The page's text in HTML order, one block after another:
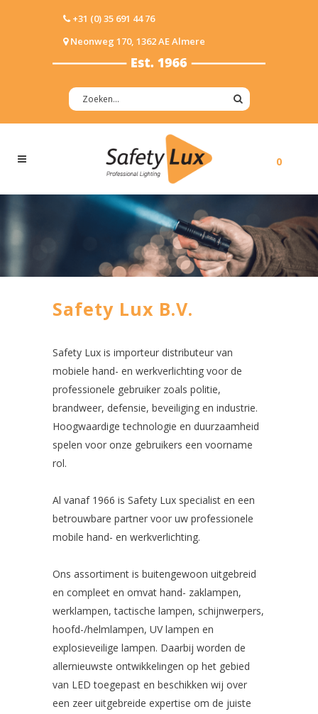
+31 (0) 35 691 44 76
Neonweg 170, 1362 AE Almere
0
Safety Lux B.V.
Safety Lux is importeur distributeur van
mobiele hand- en werkverlichting voor de
professionele gebruiker zoals politie,
brandweer, defensie, beveiliging en industrie.
Hoogwaardige technologie en duurzaamheid
spelen voor onze gebruikers een voorname
rol.
Al vanaf 1966 is Safety Lux specialist en een
betrouwbare partner voor uw professionele
mobile hand- en werkverlichting.
Ons assortiment is buitengewoon uitgebreid
en compleet en omvat hand- zaklampen,
werklampen, tactische lampen, schijnwerpers,
hoofd-/helmlampen, UV lampen en
explosieveilige lampen. Daarbij worden de
allernieuwste ontwikkelingen op het gebied
van LED toegepast en beschikken wij over
een zeer uitgebreide expertise om de juiste